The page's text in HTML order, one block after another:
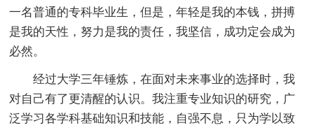
一名普通的专科毕业生，但是，年轻是我的本钱，拼搏
是我的天性，努力是我的责任，我坚信，成功定会成为
必然。
经过大学三年锤炼，在面对未来事业的选择时，我
对自己有了更清醒的认识。我注重专业知识的研究，广
泛学习各学科基础知识和技能，自强不息，只为学以致